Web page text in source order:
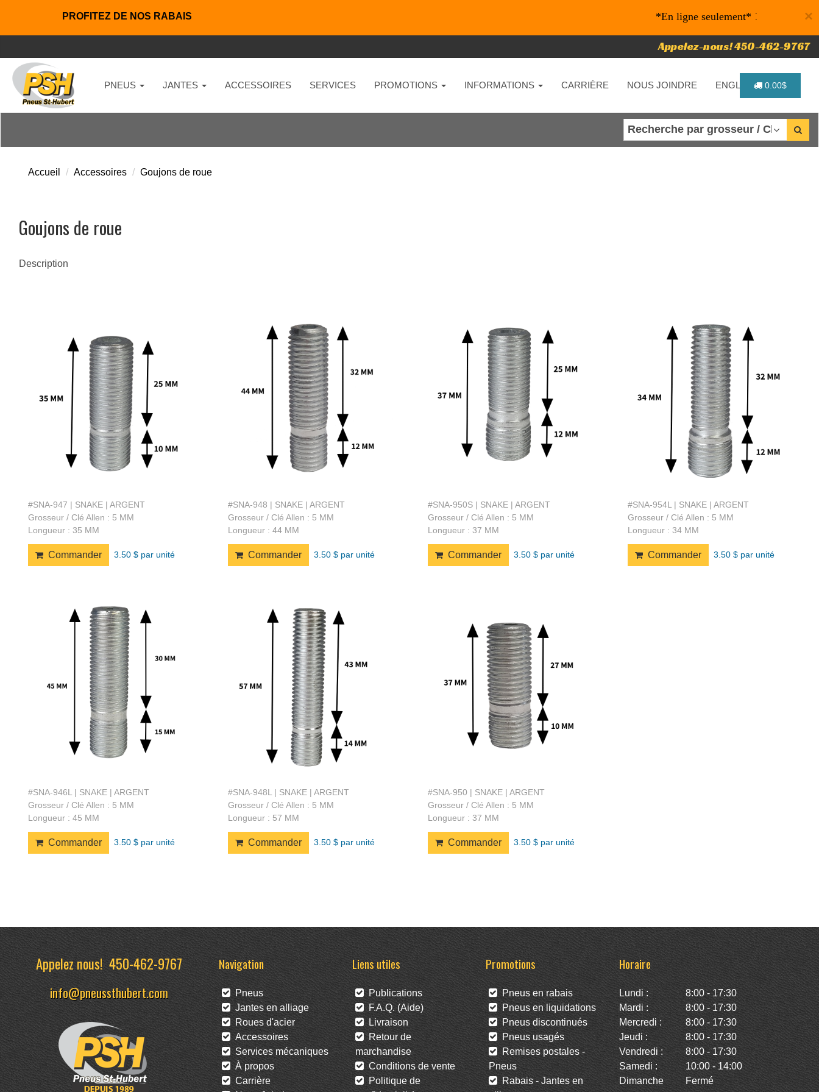
×
PROFITEZ DE NOS RABAIS *En ligne seulement* 10% de rabais
Appelez-nous! 450-462-9767
PNEUS JANTES ACCESSOIRES SERVICES PROMOTIONS INFORMATIONS CARRIÈRE NOUS JOINDRE ENGLISH 0.00$
Accueil Accessoires Goujons de roue
Goujons de roue
Description
#SNA-947 | SNAKE | ARGENT
Grosseur / Clé Allen : 5 MM
Longueur : 35 MM
Commander 3.50 $ par unité
#SNA-948 | SNAKE | ARGENT
Grosseur / Clé Allen : 5 MM
Longueur : 44 MM
Commander 3.50 $ par unité
#SNA-950S | SNAKE | ARGENT
Grosseur / Clé Allen : 5 MM
Longueur : 37 MM
Commander 3.50 $ par unité
#SNA-954L | SNAKE | ARGENT
Grosseur / Clé Allen : 5 MM
Longueur : 34 MM
Commander 3.50 $ par unité
#SNA-946L | SNAKE | ARGENT
Grosseur / Clé Allen : 5 MM
Longueur : 45 MM
Commander 3.50 $ par unité
#SNA-948L | SNAKE | ARGENT
Grosseur / Clé Allen : 5 MM
Longueur : 57 MM
Commander 3.50 $ par unité
#SNA-950 | SNAKE | ARGENT
Grosseur / Clé Allen : 5 MM
Longueur : 37 MM
Commander 3.50 $ par unité
Appelez nous!450-462-9767
info@pneussthubert.com
Navigation
Pneus
Jantes en alliage
Roues d'acier
Accessoires
Services mécaniques
À propos
Carrière
Liens utiles
Publications
F.A.Q. (Aide)
Livraison
Retour de
marchandise
Conditions de vente
Politique de
Promotions
Pneus en rabais
Pneus en liquidations
Pneus discontinués
Pneus usagés
Remises postales -
Pneus
Rabais - Jantes en
Horaire
Lundi :
8:00 - 17:30
Mardi :
8:00 - 17:30
Mercredi :
8:00 - 17:30
Jeudi :
8:00 - 17:30
Vendredi :
8:00 - 17:30
Samedi :
10:00 - 14:00
Dimanche
Fermé